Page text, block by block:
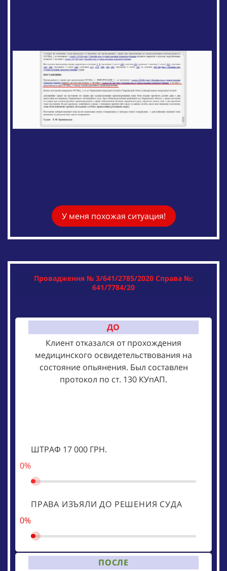
У меня похожая ситуация!
Провадження № 3/641/2785/2020 Справа №:
641/7784/20
ДО
Клиент отказался от прохождения
медицинского освидетельствования на
состояние опьянения. Был составлен
протокол по ст. 130 КУпАП.
ШТРАФ 17 000 ГРН.
0%
ПРАВА ИЗЪЯЛИ ДО РЕШЕНИЯ СУДА
0%
ПОСЛЕ